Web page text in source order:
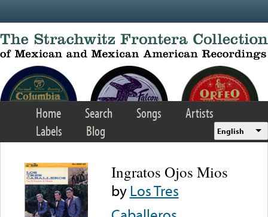
Home Search Songs
Artists
Labels
Blog English
Ingratos Ojos Mios
byLos Tres